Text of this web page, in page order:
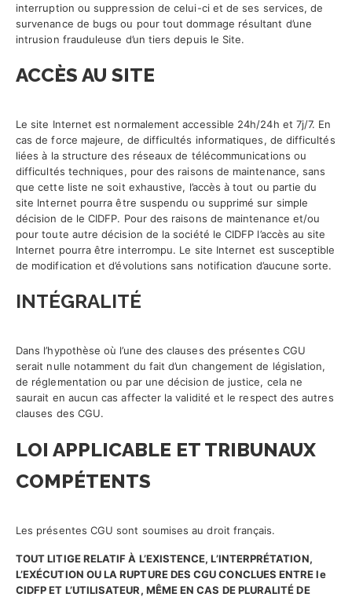
interruption ou suppression de celui-ci et de ses services, de
survenance de bugs ou pour tout dommage résultant d’une
intrusion frauduleuse d’un tiers depuis le Site.
ACCÈS AU SITE
Le site Internet est normalement accessible 24h/24h et 7j/7. En
cas de force majeure, de difficultés informatiques, de difficultés
liées à la structure des réseaux de télécommunications ou
difficultés techniques, pour des raisons de maintenance, sans
que cette liste ne soit exhaustive, l’accès à tout ou partie du
site Internet pourra être suspendu ou supprimé sur simple
décision de le CIDFP. Pour des raisons de maintenance et/ou
pour toute autre décision de la société le CIDFP l’accès au site
Internet pourra être interrompu. Le site Internet est susceptible
de modification et d’évolutions sans notification d’aucune sorte.
INTÉGRALITÉ
Dans l’hypothèse où l’une des clauses des présentes CGU
serait nulle notamment du fait d’un changement de législation,
de réglementation ou par une décision de justice, cela ne
saurait en aucun cas affecter la validité et le respect des autres
clauses des CGU.
LOI APPLICABLE ET TRIBUNAUX
COMPÉTENTS
Les présentes CGU sont soumises au droit français.
TOUT LITIGE RELATIF À L’EXISTENCE, L’INTERPRÉTATION,
L’EXÉCUTION OU LA RUPTURE DES CGU CONCLUES ENTRE le
CIDFP ET L’UTILISATEUR, MÊME EN CAS DE PLURALITÉ DE